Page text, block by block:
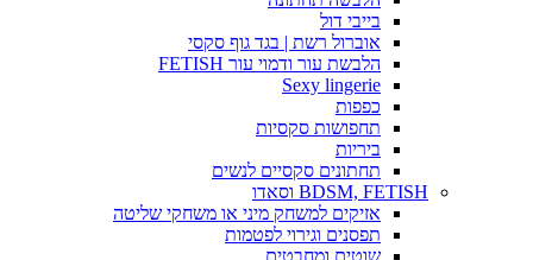
בייבי דול
אוברול רשת | בגד גוף סקסי
הלבשת עור ודמוי עור FETISH
Sexy lingerie
כפפות
תחפושות סקסיות
ביריות
תחתונים סקסיים לנשים
BDSM, FETISH וסאדו
אזיקים למשחק מיני או משחקי שליטה
תפסנים וגירוי לפטמות
שוטים ומחבטים